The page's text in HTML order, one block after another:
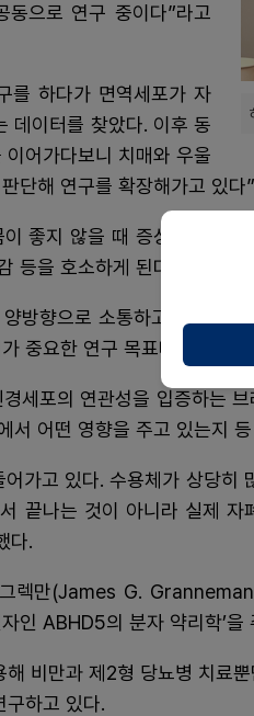
동으로 연구 중이다”라고
를 하다가 면역세포가 자
데이터를 찾았다. 이후 동
어가다보니 치매와 우울
단해 연구를 확장해가고 있다
좋지 않을 때 증상 발현 전
등을 호소하게 된다는 것이다.
방향으로 소통하고 있다는
중요한 연구 목표다.
세포의 연관성을 입증하는
서 어떤 영향을 주고 있는지
가고 있다. 수용체가 상당히
끝나는 것이 아니라 실제
다.
렉만(James G.
인 ABHD5의 분자 약리학’을
비만과 제2형 당뇨병 치료
구하고 있다.